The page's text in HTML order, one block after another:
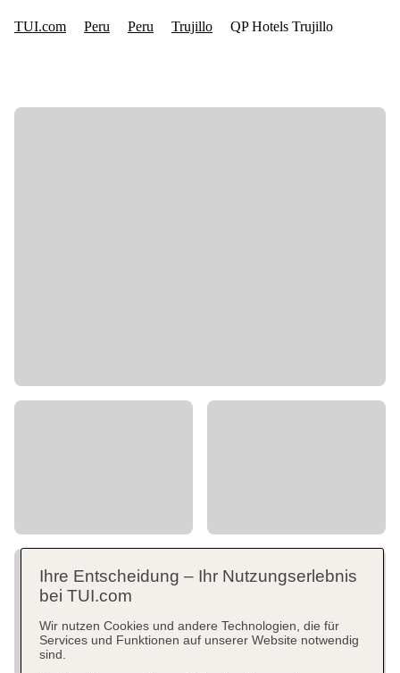
Ihre Entscheidung – Ihr Nutzungserlebnis
bei TUI.com
Wir nutzen Cookies und andere Technologien, die für
Services und Funktionen auf unserer Website notwendig
sind.